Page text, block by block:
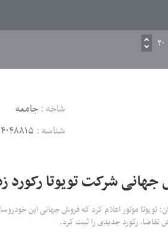
۲۰
شاخه : جامعه
شناسه : ۴۰۴۸۸۱۵
شرکت تویوتا رکورد
تویوتا موتور اعلام کرد که فروش جهانی این
تقاضا، رکورد جدیدی را ثبت کرد.